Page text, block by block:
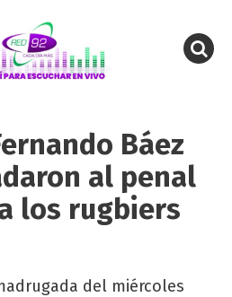
Báez
al penal
los rugbiers
del miércoles